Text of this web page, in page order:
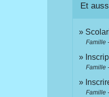
Et
Famille
Famille
Famille